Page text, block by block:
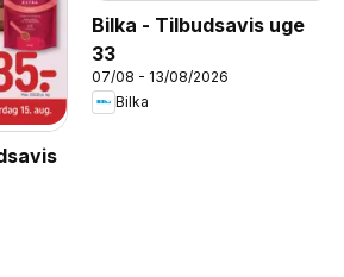
Bilka - Tilbudsavis uge
33
07/08 - 13/08/2026
Bilka